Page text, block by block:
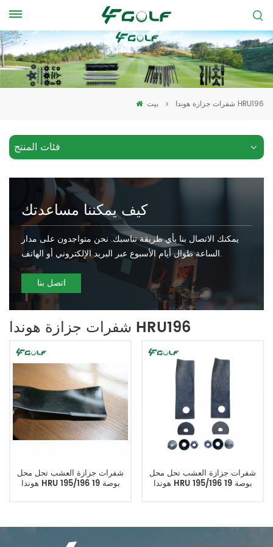
بيت شفرات جزازة هوندا HRU196
فئات المنتج
كيف يمكننا مساعدتك
يمكنك الاتصال بنا بأي طريقة تناسبك. نحن متواجدون على مدار
الساعة طوال أيام الأسبوع عبر البريد الإلكتروني أو الهاتف.
اتصل بنا
شفرات جزازة هوندا HRU196
شفرات جزازة العشب تحل محل
هوندا HRU 195/196 19 بوصة
شفرات جزازة العشب تحل محل
هوندا HRU 195/196 19 بوصة